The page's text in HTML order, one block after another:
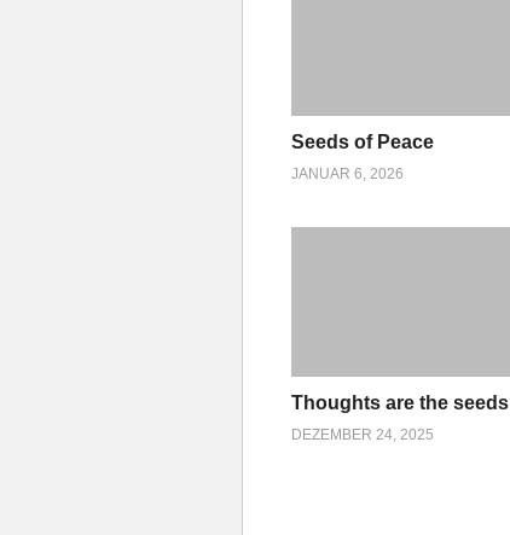
Seeds of Peace
JANUAR 6, 2026
Thoughts are the seeds
DEZEMBER 24, 2025